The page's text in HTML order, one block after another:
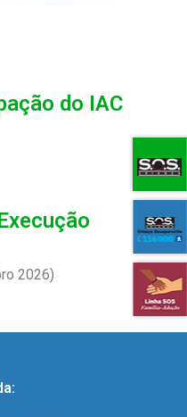
do IAC
2026)